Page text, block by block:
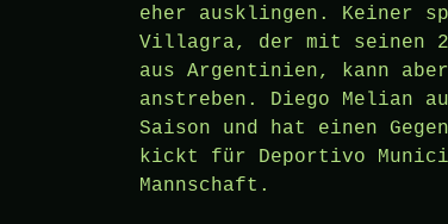
eher ausklingen. Keiner
Villagra, der mit seinen
aus Argentinien, kann
anstreben. Diego Melian
Saison und hat einen
kickt für Deportivo
Mannschaft.